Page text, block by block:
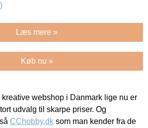
Læs mere »
Køb nu »
webshop i Danmark lige nu er
udvalg til skarpe priser. Og
CChobby.dk som man kender fra de